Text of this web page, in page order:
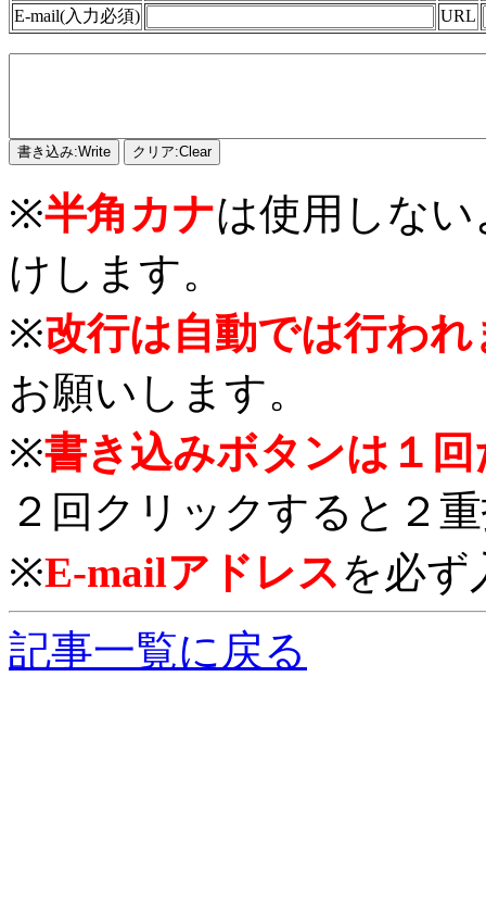
E-mail(入力必須)
URL
※半角カナは使用しな
けします。
※改行は自動では行わ
お願いします。
※書き込みボタンは１
２回クリックすると２
※E-mailアドレスを必ず
記事一覧に戻る